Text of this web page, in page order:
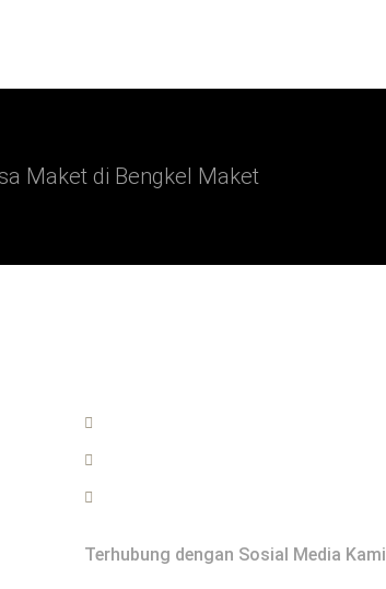
Maket di Bengkel Maket
Terhubung dengan Sosial Media Kami